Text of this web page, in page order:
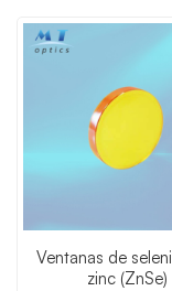
Ventanas de
zinc (ZnSe)